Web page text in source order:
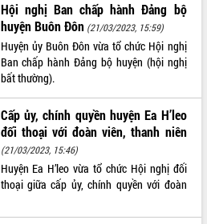
Hội nghị Ban chấp hành Đảng bộ
huyện Buôn Đôn (21/03/2023, 15:59)
Huyện ủy Buôn Đôn vừa tổ chức Hội nghị
Ban chấp hành Đảng bộ huyện (hội nghị
bất thường).
Cấp ủy, chính quyền huyện Ea H’leo
đối thoại với đoàn viên, thanh niên
(21/03/2023, 15:46)
Huyện Ea H’leo vừa tổ chức Hội nghị đối
thoại giữa cấp ủy, chính quyền với đoàn